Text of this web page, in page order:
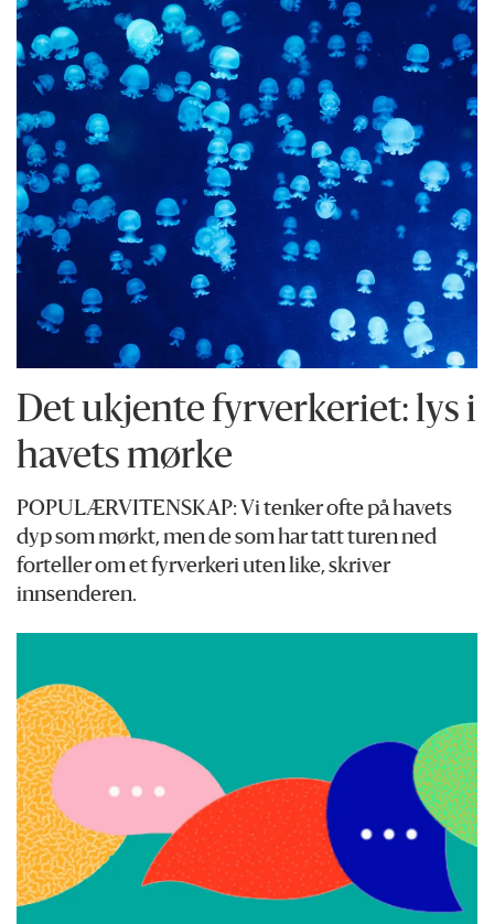
Det ukjente fyrverkeriet: lys i
havets mørke
POPULÆRVITENSKAP: Vi tenker ofte på havets
dyp som mørkt, men de som har tatt turen ned
forteller om et fyrverkeri uten like, skriver
innsenderen.